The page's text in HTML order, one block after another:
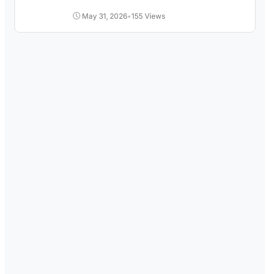
May 31, 2026•155 Views